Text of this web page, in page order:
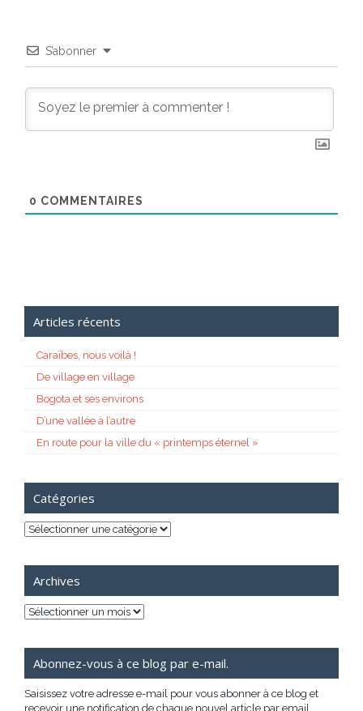
S’abonner
0 COMMENTAIRES
Articles récents
Caraïbes, nous voilà !
De village en village
Bogota et ses environs
D’une vallée à l’autre
En route pour la ville du « printemps éternel »
Catégories
Catégories
Archives
Archives
Abonnez-vous à ce blog par e-mail.
Saisissez votre adresse e-mail pour vous abonner à ce blog et
recevoir une notification de chaque nouvel article par email.